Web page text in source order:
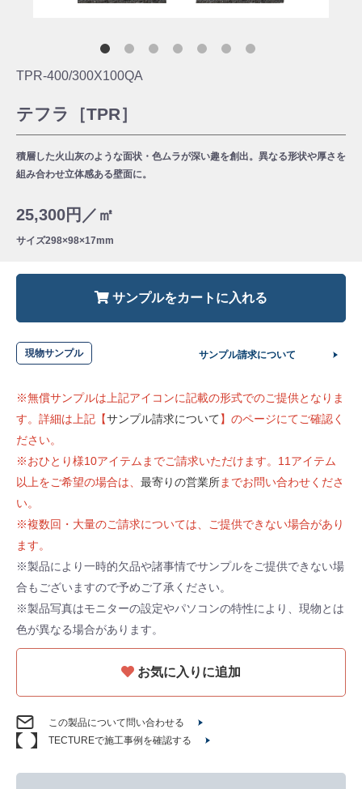
TPR-400/300X100QA
テフラ［TPR］
積層した火山灰のような面状・色ムラが深い趣を創出。異なる形状や厚さを
組み合わせ立体感ある壁面に。
25,300円／㎡
サイズ298×98×17mm
サンプルをカートに入れる
現物サンプル サンプル請求について
※無償サンプルは上記アイコンに記載の形式でのご提供となりま
す。詳細は上記【サンプル請求について】のページにてご確認く
ださい。
※おひとり様10アイテムまでご請求いただけます。11アイテム
以上をご希望の場合は、 最寄りの営業所までお問い合わせくださ
い。
※複数回・大量のご請求については、ご提供できない場合があり
ます。
※製品により一時的欠品や諸事情でサンプルをご提供できない場
合もございますので予めご了承ください。
※製品写真はモニターの設定やパソコンの特性により、現物とは
色が異なる場合があります。
お気に入りに追加
この製品について問い合わせる
TECTUREで施工事例を確認する